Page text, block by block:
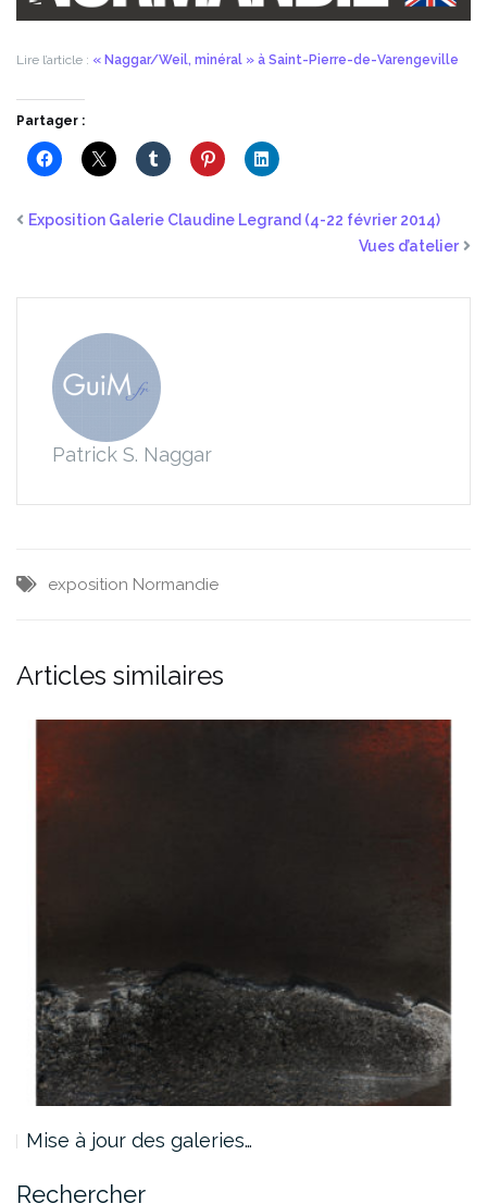
Lire l’article : « Naggar/Weil, minéral » à Saint-Pierre-de-Varengeville
Partager :
Exposition Galerie Claudine Legrand (4-22 février 2014)
Vues d’atelier
Patrick S. Naggar
exposition Normandie
Articles similaires
Mise à jour des galeries…
Rechercher